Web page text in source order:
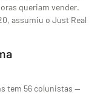
queriam vender.
assumiu o Just Real
tem 56 colunistas —